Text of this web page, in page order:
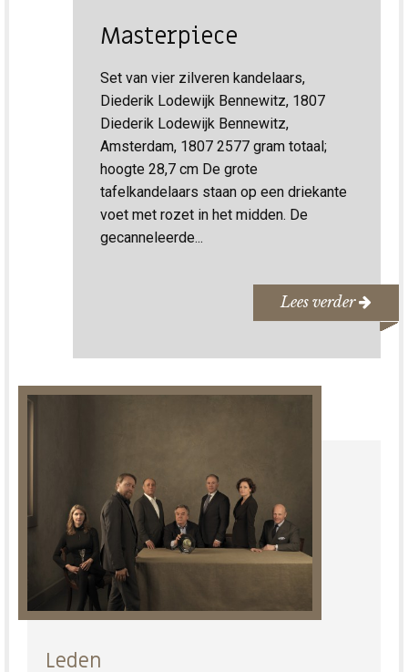
Leden
Masterpiece
Set van vier zilveren kandelaars,
Diederik Lodewijk Bennewitz, 1807
Diederik Lodewijk Bennewitz,
Amsterdam, 1807 2577 gram totaal;
hoogte 28,7 cm De grote
tafelkandelaars staan op een driekante
voet met rozet in het midden. De
gecanneleerde...
Lees verder